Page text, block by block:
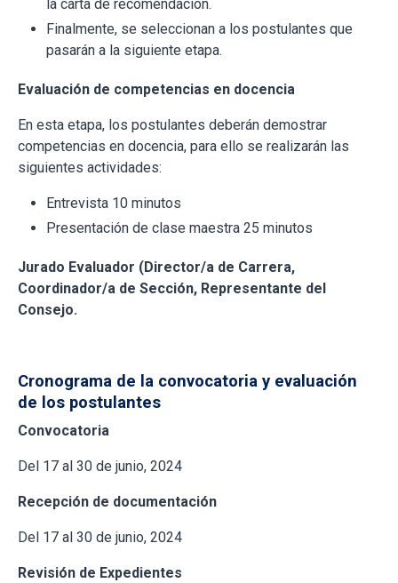
la carta de recomendación.
Finalmente, se seleccionan a los postulantes que
pasarán a la siguiente etapa.
Evaluación de competencias en docencia
En esta etapa, los postulantes deberán demostrar
competencias en docencia, para ello se realizarán las
siguientes actividades:
Entrevista 10 minutos
Presentación de clase maestra 25 minutos
Jurado Evaluador (Director/a de Carrera,
Coordinador/a de Sección, Representante del
Consejo.
Cronograma de la convocatoria y evaluación
de los postulantes
Convocatoria
Del 17 al 30 de junio, 2024
Recepción de documentación
Del 17 al 30 de junio, 2024
Revisión de Expedientes